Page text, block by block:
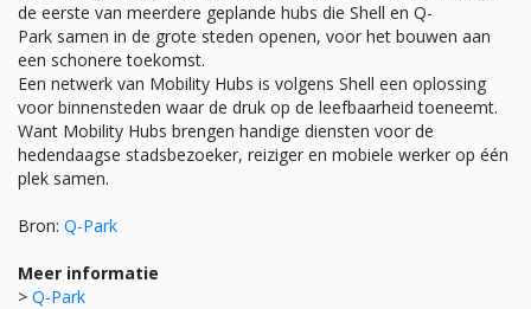
de eerste van meerdere geplande hubs die Shell en Q-
Park samen in de grote steden openen, voor het bouwen aan
een schonere toekomst.
Een netwerk van Mobility Hubs is volgens Shell een oplossing
voor binnensteden waar de druk op de leefbaarheid toeneemt.
Want Mobility Hubs brengen handige diensten voor de
hedendaagse stadsbezoeker, reiziger en mobiele werker op één
plek samen.
Bron: Q-Park
Meer informatie
> Q-Park